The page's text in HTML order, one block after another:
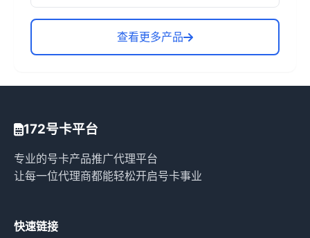
查看更多产品
172号卡平台
专业的号卡产品推广代理平台
让每一位代理商都能轻松开启号卡事业
快速链接